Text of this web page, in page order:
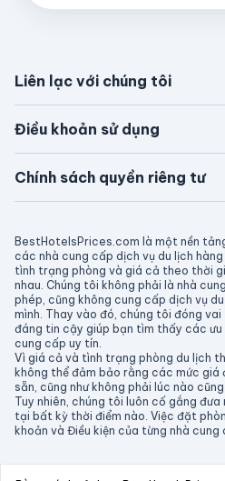
Liên lạc với chúng tôi
Điều khoản sử dụng
Chính sách quyền riêng tư
BestHotelsPrices.com là một nền
các nhà cung cấp dịch vụ du lịch
tình trạng phòng và giá cả theo thời
nhau. Chúng tôi không phải là nhà
phép, cũng không cung cấp dịch vụ
mình. Thay vào đó, chúng tôi đóng
đáng tin cậy giúp bạn tìm thấy các
cung cấp uy tín.
Vì giá cả và tình trạng phòng du lịch
không thể đảm bảo rằng các mức giá
sẵn, cũng như không phải lúc nào
Tuy nhiên, chúng tôi luôn cố gắng
tại bất kỳ thời điểm nào. Việc đặt
khoản và Điều kiện của từng nhà cung